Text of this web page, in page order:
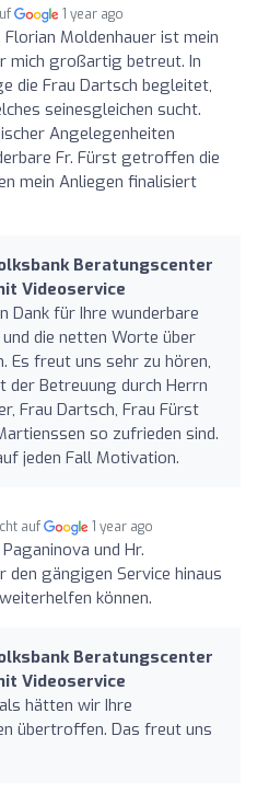
1 year ago
Florian Moldenhauer ist mein
mich großartig betreut. In
die Frau Dartsch begleitet,
seinesgleichen sucht.
Angelegenheiten
Fr. Fürst getroffen die
mein Anliegen finalisiert
Beratungscenter
Videoservice
Dank für Ihre wunderbare
die netten Worte über
Es freut uns sehr zu hören,
der Betreuung durch Herrn
Frau Dartsch, Frau Fürst
so zufrieden sind.
jeden Fall Motivation.
auf 1 year ago
Paganinova und Hr.
den gängigen Service hinaus
können.
Beratungscenter
Videoservice
hätten wir Ihre
übertroffen. Das freut uns